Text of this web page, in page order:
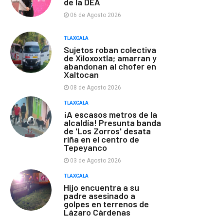
06 de Agosto 2026
TLAXCALA
Sujetos roban colectiva
de Xiloxoxtla; amarran y
abandonan al chofer en
Xaltocan
08 de Agosto 2026
TLAXCALA
¡A escasos metros de la
alcaldía! Presunta banda
de 'Los Zorros' desata
riña en el centro de
Tepeyanco
03 de Agosto 2026
TLAXCALA
Hijo encuentra a su
padre asesinado a
golpes en terrenos de
Lázaro Cárdenas